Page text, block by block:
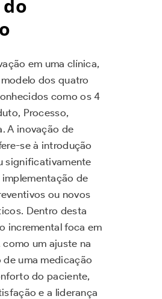
em uma clínica,
dos quatro
como os 4
Processo,
A inovação de
se à introdução
significativamente
de
ou novos
Dentro desta
incremental foca em
um ajuste na
uma medicação
do paciente,
e a liderança